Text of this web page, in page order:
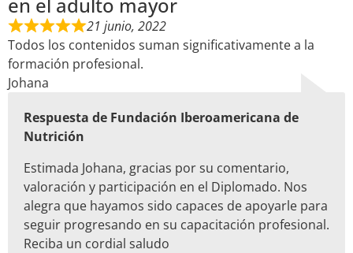
21 junio, 2022
Todos los contenidos suman significativamente a la
formación profesional.
Johana
Respuesta de Fundación Iberoamericana de
Nutrición
Estimada Johana, gracias por su comentario,
valoración y participación en el Diplomado. Nos
alegra que hayamos sido capaces de apoyarle para
seguir progresando en su capacitación profesional.
Reciba un cordial saludo